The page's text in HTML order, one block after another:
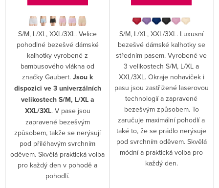
S/M, L/XL, XXL/3XL. Velice
pohodlné bezešvé dámské
kalhotky vyrobené z
bambusového vlákna od
značky Gaubert.Jsou k
dispozici ve 3 univerzálních
velikostech S/M, L/XL a
XXL/3XL. V pase jsou
zapravené bezešvým
způsobem, takže se nerýsují
pod přiléhavým svrchním
oděvem. Skvělá praktická volba
pro každý den v pohodě a
pohodlí.
S/M, L/XL, XXL/3XL. Luxusní
bezešvé dámské kalhotky se
středním pasem. Vyrobené ve
3 velikostech S/M, L/XL a
XXL/3XL. Okraje nohaviček i
pasu jsou zastřižené laserovou
technologií a zapravené
bezešvým způsobem. To
zaručuje maximální pohodlí a
také to, že se prádlo nerýsuje
pod svrchním oděvem. Skvělá
módní a praktická volba pro
každý den.